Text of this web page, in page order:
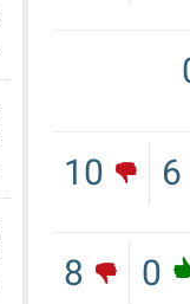
6
10
0
8